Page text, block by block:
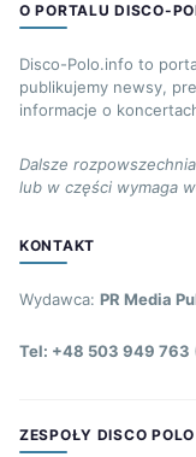
O PORTALU DISCO-
Disco-Polo.info to
publikujemy newsy,
informacje o
Dalsze
lub w części wymaga
KONTAKT
Wydawca: PR Media
Tel: +48 503 949 763
ZESPOŁY DISCO POLO